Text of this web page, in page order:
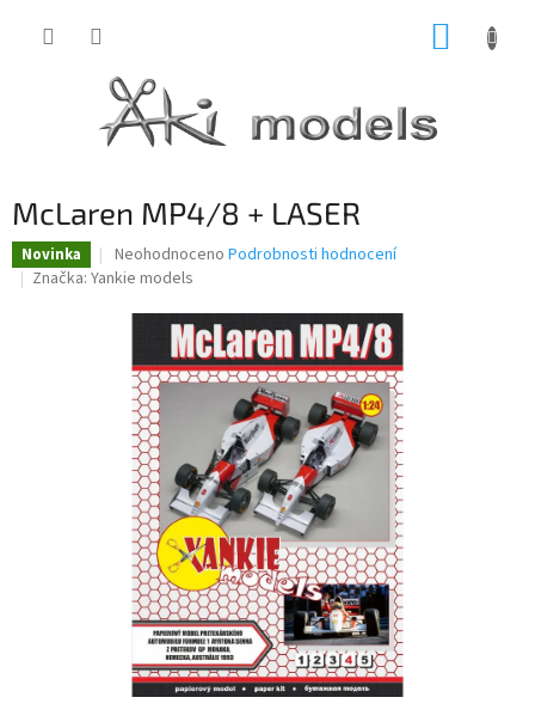
McLaren MP4/8 + LASER
Novinka
Průměrné
hodnocení
hvězdiček.
Neohodnoceno Podrobnosti hodnocení
Značka: Yankie models